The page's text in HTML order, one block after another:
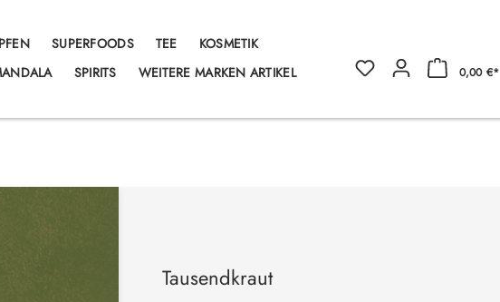
0,00 €*
SUPERFOODS TEE
KOSMETIK
SPIRITS
WEITERE MARKEN ARTIKEL
Tausendkraut